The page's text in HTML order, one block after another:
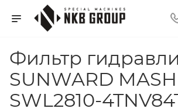
Фильтр
SUNWARD
SWL2810-